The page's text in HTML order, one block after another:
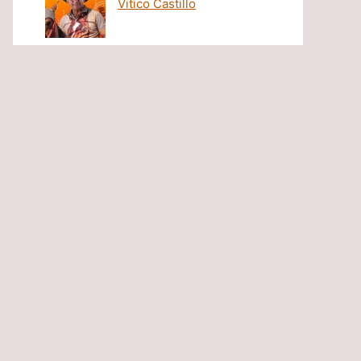
Vitico Castillo